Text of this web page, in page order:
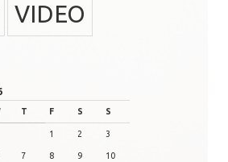
VIDEO
T F S S
1 2 3
7 8 9 10